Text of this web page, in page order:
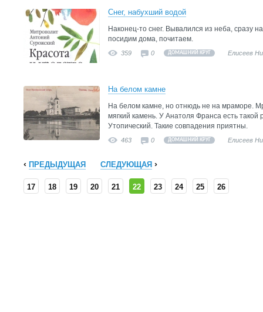
Снег, набухший водой
Наконец-то снег. Вывалился из неба, сразу
посидим дома, почитаем.
359 0 ДОМАШНИЙ КРУГ Елисеев
На белом камне
На белом камне, но отнюдь не на мраморе.
мягкий камень. У Анатоля Франса есть
Утопический. Такие совпадения приятны.
463 0 ДОМАШНИЙ КРУГ Елисеев
ПРЕДЫДУЩАЯ СЛЕДУЮЩАЯ
17 18 19 20 21 22 23 24 25 26